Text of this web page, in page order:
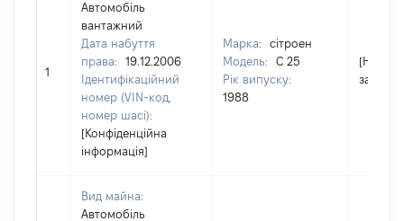
1
Автомобіль
вантажний
Дата набуття
права:
19.12.2006
Ідентифікаційний
номер (VIN-код,
номер шасі):
[Конфіденційна
інформація]
Марка:
сітроен
Модель:
С 25
Рік випуску:
1988
[Не
Вид майна:
Автомобіль